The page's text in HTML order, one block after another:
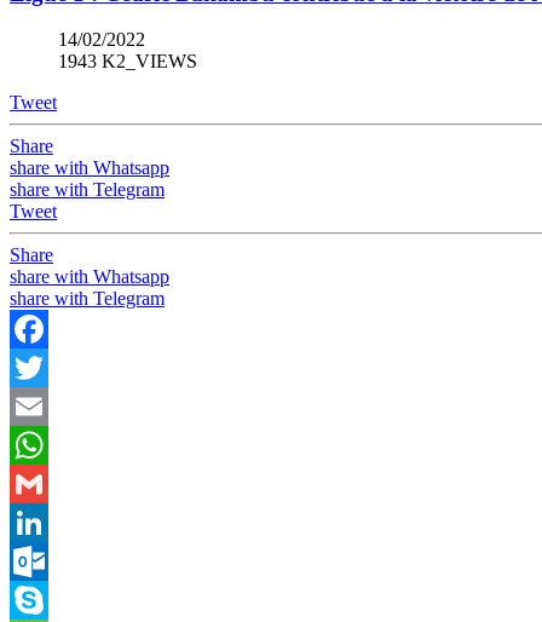
14/02/2022
1943 K2_VIEWS
Tweet
Share
share with Whatsapp
share with Telegram
Tweet
Share
share with Whatsapp
share with Telegram
Facebook
Twitter
Email
WhatsApp
Gmail
LinkedIn
Outlook.com